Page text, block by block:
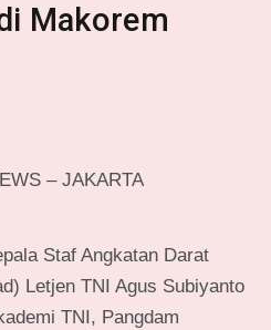
Makorem
– JAKARTA
Staf Angkatan Darat
Letjen TNI Agus Subiyanto
TNI, Pangdam